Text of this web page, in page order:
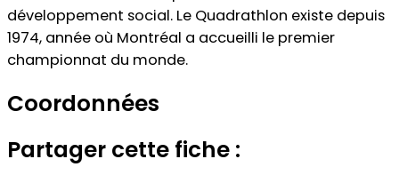
développement social. Le Quadrathlon existe depuis
1974, année où Montréal a accueilli le premier
championnat du monde.
Coordonnées
Partager cette fiche :